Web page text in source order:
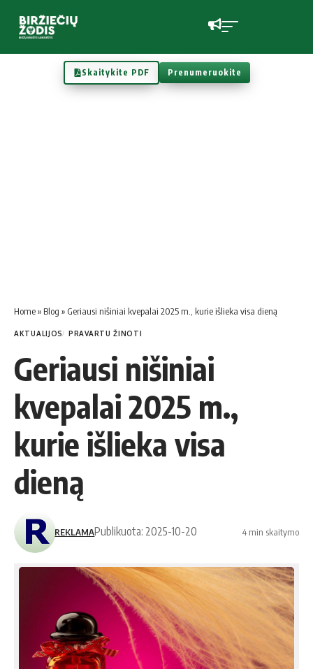
Skaitykite PDF Prenumeruokite
Home» Blog » Geriausi nišiniai kvepalai 2025 m., kurie išlieka visa dieną
AKTUALIJOS PRAVARTU ŽINOTI
Geriausi nišiniai
kvepalai 2025 m.,
kurie išlieka visa
dieną
REKLAMAPublikuota: 2025-10-20 4 min skaitymo